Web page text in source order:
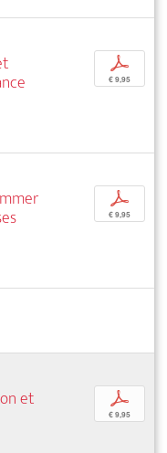
p
€ 9,95
p
€ 9,95
et
p
€ 9,95